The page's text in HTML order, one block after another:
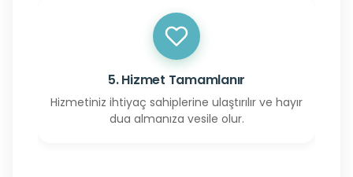
5. Hizmet Tamamlanır
Hizmetiniz ihtiyaç sahiplerine ulaştırılır ve hayır
dua almanıza vesile olur.